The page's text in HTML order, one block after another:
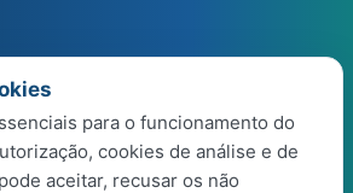
para o funcionamento do
cookies de análise e de
aceitar, recusar os não